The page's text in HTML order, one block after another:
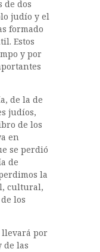
te
r
s
A
p
p
de dos
judío y el
formado
Estos
y por
de la de
judíos,
de los
en
se perdió
de
la
cultural,
los
llevará por
las